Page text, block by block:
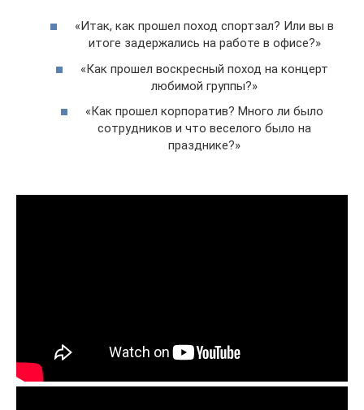
«Итак, как прошел поход спортзал? Или вы в
итоге задержались на работе в офисе?»
«Как прошел воскресный поход на концерт
любимой группы?»
«Как прошел корпоратив? Много ли было
сотрудников и что веселого было на
празднике?»